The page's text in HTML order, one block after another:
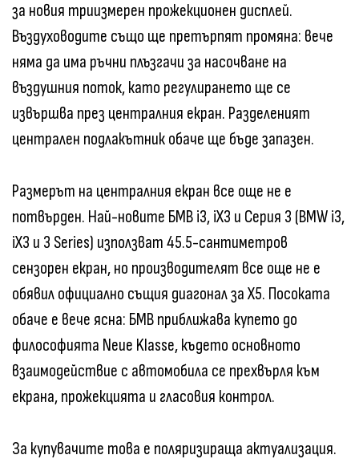
за новия триизмерен прожекционен дисплей.
Въздуховодите също ще претърпят промяна: вече
няма да има ръчни плъзгачи за насочване на
въздушния поток, като регулирането ще се
извършва през централния екран. Разделеният
централен подлакътник обаче ще бъде запазен.
Размерът на централния екран все още не е
потвърден. Най-новите БМВ i3, iX3 и Серия 3 (BMW i3,
iX3 и 3 Series) използват 45.5-сантиметров
сензорен екран, но производителят все още не е
обявил официално същия диагонал за X5. Посоката
обаче е вече ясна: БМВ приближава купето до
философията Neue Klasse, където основното
взаимодействие с автомобила се прехвърля към
екрана, прожекцията и гласовия контрол.
За купувачите това е поляризираща актуализация.